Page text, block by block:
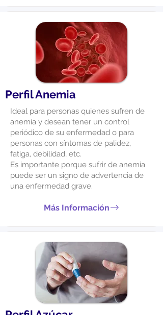
Perfil Anemia
Ideal para personas quienes sufren de
anemia y desean tener un control
periódico de su enfermedad o para
personas con síntomas de palidez,
fatiga, debilidad, etc.
Es importante porque sufrir de anemia
puede ser un signo de advertencia de
una enfermedad grave.
Más Información